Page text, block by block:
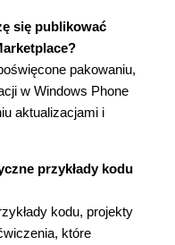
pośredniczącej w
SQL Azure (63)
z usługi
Windows Phone
(77)
NotepadService
się publikować
pakowaniu,
w Windows Phone
aktualizacjami i
przykłady kodu
kodu, projekty
które